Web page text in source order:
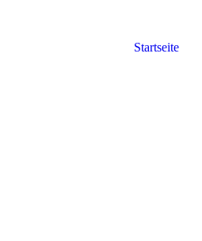
Startseite